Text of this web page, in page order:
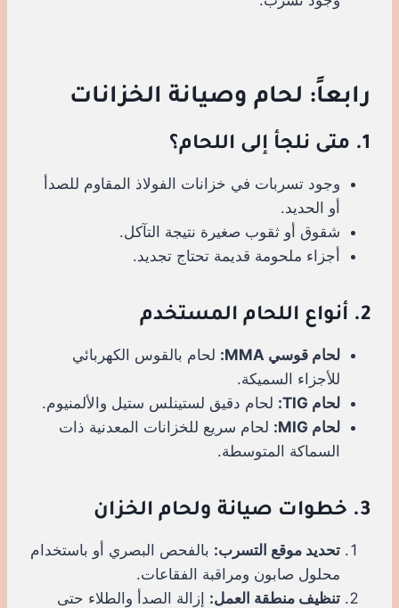
رابعاً: لحام وصيانة الخزانات
1. متى نلجأ إلى اللحام؟
وجود تسربات في خزانات الفولاذ المقاوم للصدأ
أو الحديد.
شقوق أو ثقوب صغيرة نتيجة التآكل.
أجزاء ملحومة قديمة تحتاج تجديد.
2. أنواع اللحام المستخدم
لحام قوسي MMA:
لحام بالقوس الكهربائي
للأجزاء السميكة.
لحام TIG:
لحام دقيق لستينلس ستيل والألمنيوم.
لحام MIG:
لحام سريع للخزانات المعدنية ذات
السماكة المتوسطة.
3. خطوات صيانة ولحام الخزان
تحديد موقع التسرب: بالفحص البصري أو باستخدام
محلول صابون ومراقبة الفقاعات.
تنظيف منطقة العمل: إزالة الصدأ والطلاء حتى